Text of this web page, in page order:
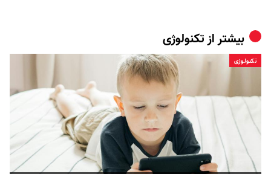
بیشتر ازتکنولوژی
تکنولوژی